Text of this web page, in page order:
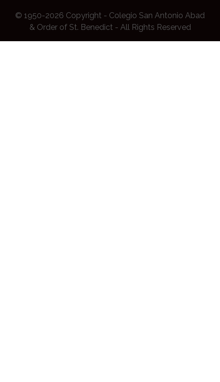
© 1950-2026 Copyright - Colegio San Antonio Abad
& Order of St. Benedict - All Rights Reserved